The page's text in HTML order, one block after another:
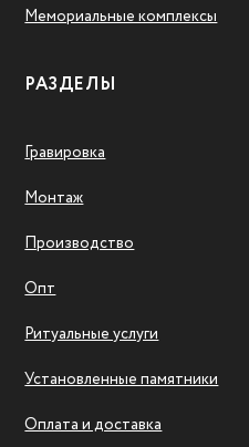
Мемориальные комплексы
РАЗДЕЛЫ
Гравировка
Монтаж
Производство
Опт
Ритуальные услуги
Установленные памятники
Оплата и доставка